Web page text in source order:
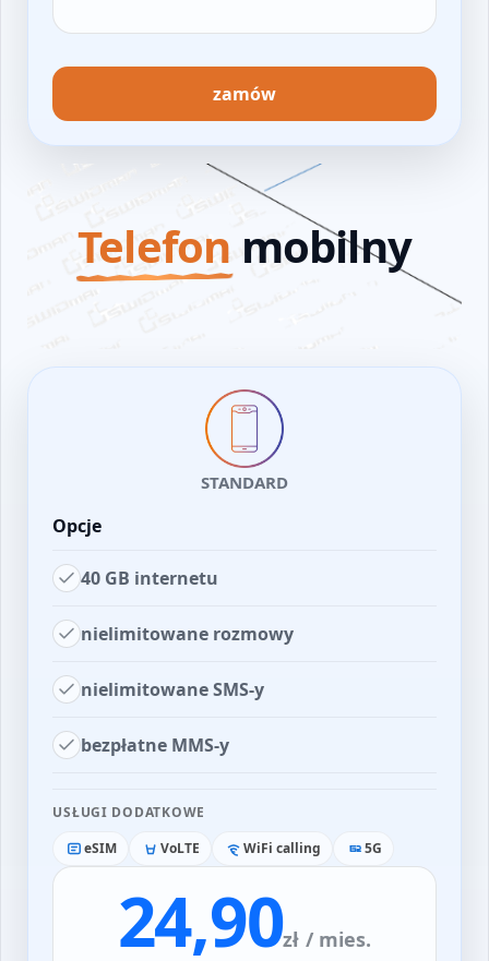
zamów
Telefon mobilny
STANDARD
Opcje
40 GB internetu
nielimitowane rozmowy
nielimitowane SMS-y
bezpłatne MMS-y
USŁUGI DODATKOWE
eSIM
VoLTE WiFi calling 5G
24,90zł / mies.